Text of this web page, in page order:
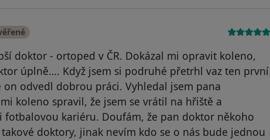
doktor - ortoped v ČR. Dokázal mi opravit koleno,
úplně…. Když jsem si podruhé přetrhl vaz ten první
odvedl dobrou práci. Vyhledal jsem pana
koleno spravil, že jsem se vrátil na hřiště a
fotbalovou kariéru. Doufám, že pan doktor někoho
doktory, jinak nevím kdo se o nás bude jednou